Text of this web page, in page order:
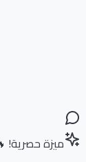
ميزة حصرية!